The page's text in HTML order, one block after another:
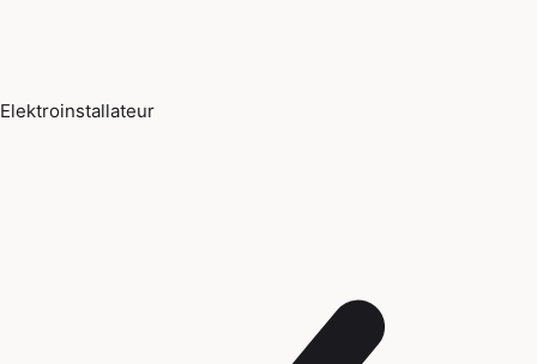
Elektroinstallateur